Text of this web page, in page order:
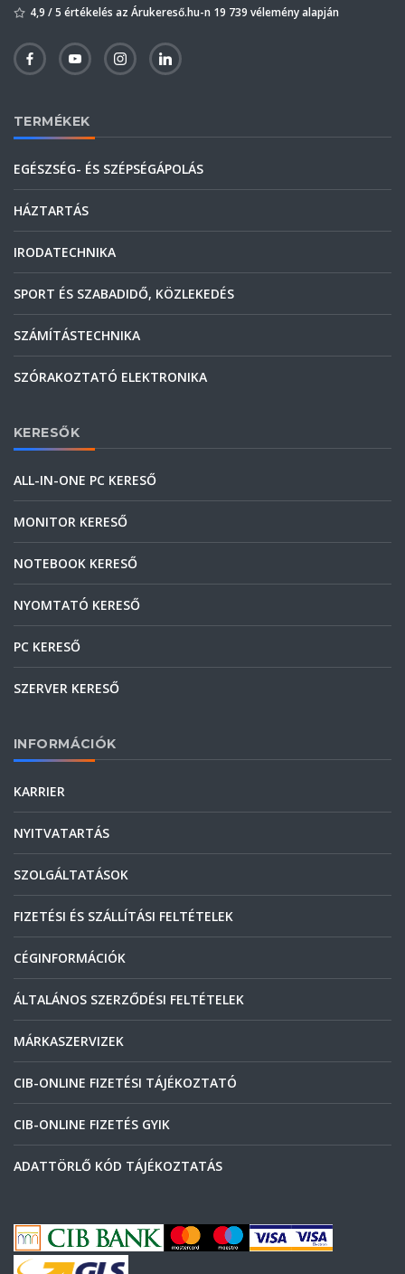
4,9 / 5 értékelés az Árukereső.hu-n 19 739 vélemény alapján
TERMÉKEK
EGÉSZSÉG- ÉS SZÉPSÉGÁPOLÁS
HÁZTARTÁS
IRODATECHNIKA
SPORT ÉS SZABADIDŐ, KÖZLEKEDÉS
SZÁMÍTÁSTECHNIKA
SZÓRAKOZTATÓ ELEKTRONIKA
KERESŐK
ALL-IN-ONE PC KERESŐ
MONITOR KERESŐ
NOTEBOOK KERESŐ
NYOMTATÓ KERESŐ
PC KERESŐ
SZERVER KERESŐ
INFORMÁCIÓK
KARRIER
NYITVATARTÁS
SZOLGÁLTATÁSOK
FIZETÉSI ÉS SZÁLLÍTÁSI FELTÉTELEK
CÉGINFORMÁCIÓK
ÁLTALÁNOS SZERZŐDÉSI FELTÉTELEK
MÁRKASZERVIZEK
CIB-ONLINE FIZETÉSI TÁJÉKOZTATÓ
CIB-ONLINE FIZETÉS GYIK
ADATTÖRLŐ KÓD TÁJÉKOZTATÁS